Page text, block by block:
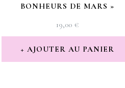
BONHEURS DE MARS »
19,00 €
AJOUTER AU PANIER